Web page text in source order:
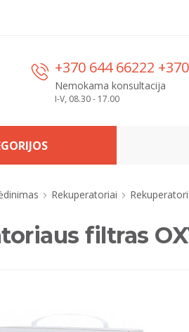
+370 644 66222
Nemokama konsultacija
I-V, 08.30 - 17.00
Rekuperatoriai
filtras